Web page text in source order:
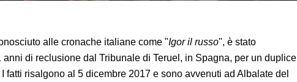
alle cronache italiane come "Igor il russo", è stato
anni di reclusione dal Tribunale di Teruel, in Spagna, per un duplice
fatti risalgono al 5 dicembre 2017 e sono avvenuti ad Albalate del